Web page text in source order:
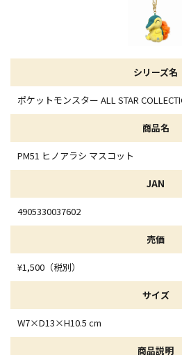
シリーズ名
ポケットモンスター ALL STAR
商品名
PM51 ヒノアラシ マスコット
JAN
4905330037602
売価
¥1,500（税別）
サイズ
W7×D13×H10.5 cm
商品説明